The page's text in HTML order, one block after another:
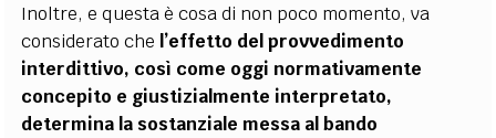
Inoltre, e questa è cosa di non poco momento, va
considerato che l’effetto del provvedimento
interdittivo, così come oggi normativamente
concepito e giustizialmente interpretato,
determina la sostanziale messa al bando